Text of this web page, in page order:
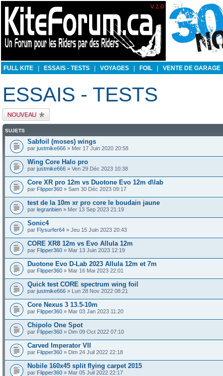
FULL KITE ESSAIS - TESTS VOYAGES FOIL VENTE DE GARAGE
ESSAIS - TESTS
Publier un nouveau
sujet
SUJETS
Sabfoil (moses) wings
par justmike666 » Mer 17 Juin 2020 20:58
Wing Core Halo pro
par justmike666 » Ven 29 Déc 2023 10:38
Core XR pro 12m vs Duotone Evo 12m d\lab
par Flipper360 » Sam 30 Déc 2023 09:17
test de la 10m xr pro core le boudain jaune
par legranbien » Mer 13 Sep 2023 21:19
Sonic4
par Flysurfer64 » Jeu 15 Juin 2023 20:43
CORE XR8 12m vs Evo Allula 12m
par Flipper360 » Mar 13 Juin 2023 12:19
Duotone Evo D-Lab 2023 Allula 12m et 7m
par Flipper360 » Mar 16 Mai 2023 22:01
Quick test CORE spectrum wing foil
par justmike666 » Lun 28 Nov 2022 08:21
Core Nexus 3 13.5-10m
par Flipper360 » Mar 03 Jan 2023 11:20
Chipolo One Spot
par Flipper360 » Dim 09 Oct 2022 07:10
Carved Imperator VII
par Flipper360 » Dim 24 Juil 2022 22:18
Nobile 160x45 split flying carpet 2015
par Flipper360 » Mar 05 Juil 2022 22:17